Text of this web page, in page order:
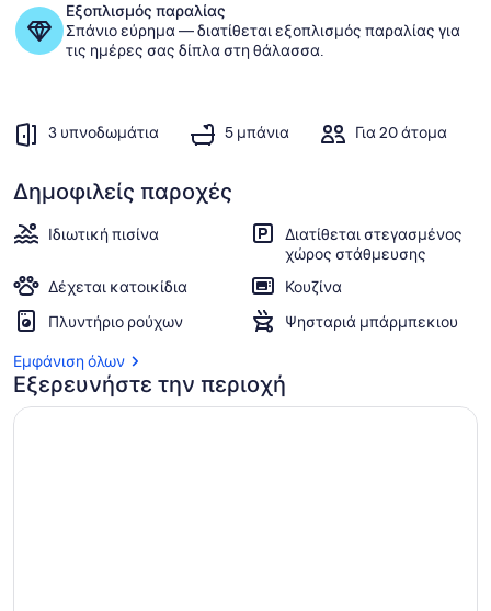
Πισίνα
Εξοπλισμός παραλίας
Σπάνιο εύρημα — διατίθεται εξοπλισμός παραλίας για
τις ημέρες σας δίπλα στη θάλασσα.
3 υπνοδωμάτια 5 μπάνια Για 20 άτομα
Δημοφιλείς παροχές
Ιδιωτική πισίνα
Διατίθεται στεγασμένος
χώρος στάθμευσης
Δέχεται κατοικίδια
Κουζίνα
Πλυντήριο ρούχων
Ψησταριά μπάρμπεκιου
Εμφάνιση όλων
Εξερευνήστε την περιοχή